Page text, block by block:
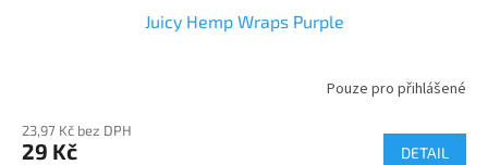
Juicy Hemp Wraps Purple
Pouze pro přihlášené
23,97 Kč bez DPH
29 Kč DETAIL